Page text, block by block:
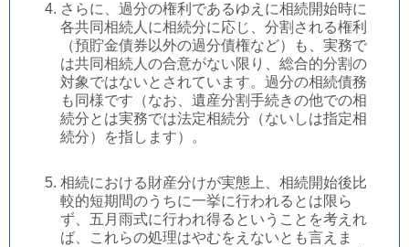
さらに、過分の権利であるゆえに相続開始時に
各共同相続人に相続分に応じ、分割される権利
（預貯金債券以外の過分債権など）も、実務で
は共同相続人の合意がない限り、総合的分割の
対象ではないとされています。過分の相続債務
も同様です（なお、遺産分割手続きの他での相
続分とは実務では法定相続分（ないしは指定相
続分）を指します）。
相続における財産分けが実態上、相続開始後比
較的短期間のうちに一挙に行われるとは限ら
ず、五月雨式に行われ得るということを考えれ
ば、これらの処理はやむをえないとも言えま